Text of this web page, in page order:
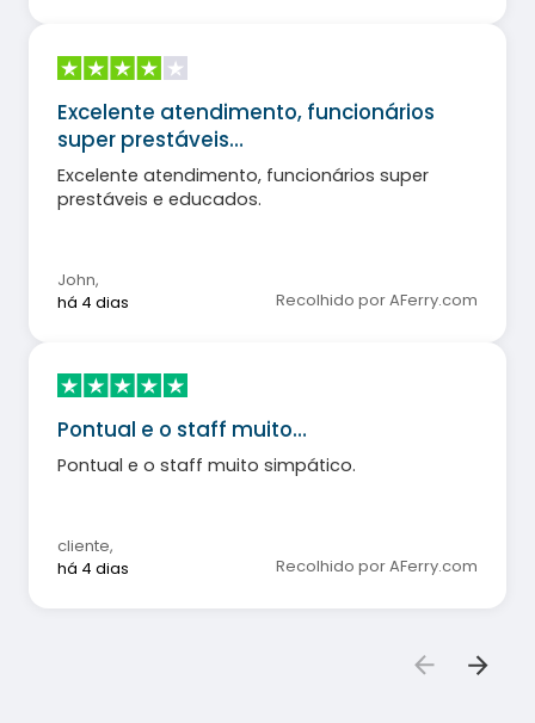
contrário teríamos dificuldades. O resto da
Excelente atendimento, funcionários
super prestáveis…
Excelente atendimento, funcionários super
prestáveis e educados.
John,
há 4 dias
Recolhido por AFerry.com
Pontual e o staff muito…
Pontual e o staff muito simpático.
cliente,
há 4 dias
Recolhido por AFerry.com